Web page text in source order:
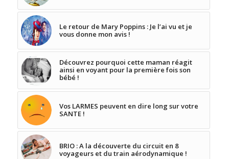
Le retour de Mary Poppins : Je l’ai vu et je
vous donne mon avis !
Découvrez pourquoi cette maman réagit
ainsi en voyant pour la première fois son
bébé !
Vos LARMES peuvent en dire long sur votre
SANTE !
BRIO : A la découverte du circuit en 8
voyageurs et du train aérodynamique !